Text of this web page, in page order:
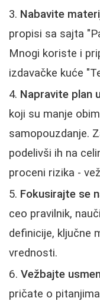
Nabavite
propisi sa sajta
Mnogi koriste i
izdavačke kuće
Napravite plan
koji su manje
samopouzdanje.
podelivši ih na
proceni rizika -
Fokusirajte se
ceo pravilnik,
definicije, ključne
vrednosti.
Vežbajte
pričate o